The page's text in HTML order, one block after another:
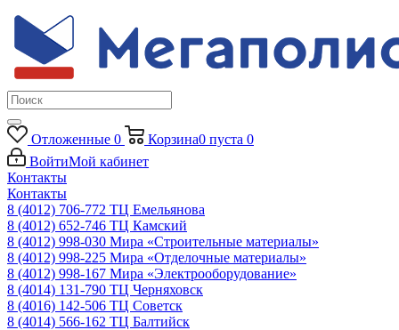
Отложенные 0 Корзина0 пуста 0
ВойтиМой кабинет
Контакты
Контакты
8 (4012) 706-772 ТЦ Емельянова
8 (4012) 652-746 ТЦ Камский
8 (4012) 998-030 Мира «Строительные материалы»
8 (4012) 998-225 Мира «Отделочные материалы»
8 (4012) 998-167 Мира «Электрооборудование»
8 (4014) 131-790 ТЦ Черняховск
8 (4016) 142-506 ТЦ Советск
8 (4014) 566-162 ТЦ Балтийск